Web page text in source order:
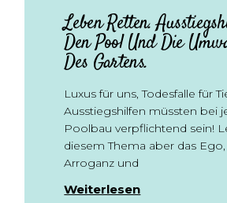
Leben Retten.
Den Pool Und Die
Des Gartens.
Luxus für uns, Todesfalle für
Ausstiegshilfen müssten bei
Poolbau verpflichtend sein!
diesem Thema aber das
Arroganz und
Weiterlesen